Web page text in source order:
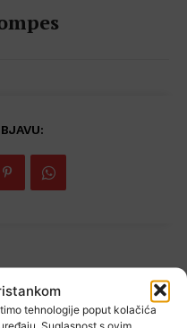
tehnologije poput kolačića
Suglasnost s ovim